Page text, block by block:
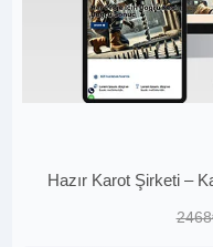
Hazır Karot Şirketi –